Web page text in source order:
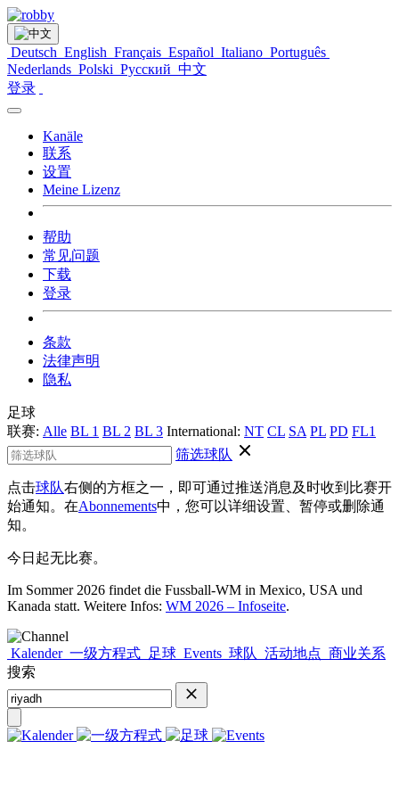
Deutsch English Français Español Italiano Português
Nederlands Polski Русский 中文
登录
Kanäle
联系
设置
Meine Lizenz
帮助
常见问题
下载
登录
条款
法律声明
隐私
足球
联赛: Alle BL 1 BL 2 BL 3 International: NT CL SA PL PD FL1
筛选球队
点击球队右侧的方框之一，即可通过推送消息及时收到比赛开
始通知。在Abonnements中，您可以详细设置、暂停或删除通
知。
今日起无比赛。
Im Sommer 2026 findet die Fussball-WM in Mexico, USA und
Kanada statt. Weitere Infos: WM 2026 – Infoseite.
Kalender 一级方程式 足球 Events 球队 活动地点 商业关系
搜索